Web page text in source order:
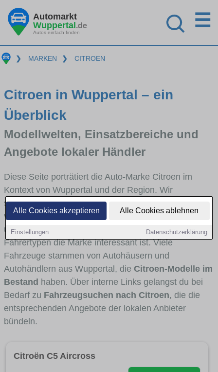
Alle Cookies akzeptieren Alle Cookies ablehnen
Einstellungen Datenschutzerklärung
Automarkt
Wuppertal.de
Autos einfach finden
☰
❯ MARKEN ❯ CITROEN
Citroen in Wuppertal – ein
Überblick
Modellwelten, Einsatzbereiche und
Angebote lokaler Händler
Diese Seite porträtiert die Auto-Marke Citroen im
Kontext von Wuppertal und der Region. Wir
skizzieren, in welchen Fahrzeugklassen Citroen stark
vertreten ist, welche Modellreihen häufig im Stadt-
und Umlandverkehr zu sehen sind und für welche
Fahrertypen die Marke interessant ist. Viele
Fahrzeuge stammen von Autohäusern und
Autohändlern aus Wuppertal, die Citroen-Modelle im
Bestand haben. Über interne Links gelangst du bei
Bedarf zu Fahrzeugsuchen nach Citroen, die die
entsprechenden Angebote der lokalen Anbieter
bündeln.
Citroën C5 Aircross